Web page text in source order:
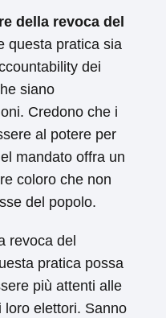
della revoca del
questa pratica sia
dei
siano
Credono che i
al potere per
mandato offra un
coloro che non
del popolo.
revoca del
pratica possa
più attenti alle
loro elettori. Sanno